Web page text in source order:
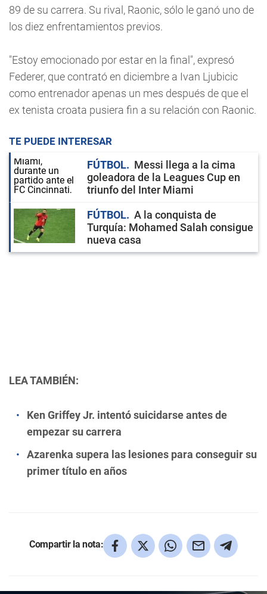
89 de su carrera. Su rival, Raonic, sólo le ganó uno de
los diez enfrentamientos previos.
"Estoy emocionado por estar en la final", expresó
Federer, que contrató en diciembre a Ivan Ljubicic
como entrenador apenas un mes después de que el
ex tenista croata pusiera fin a su relación con Raonic.
TE PUEDE INTERESAR
FÚTBOL
Messi llega a la cima
goleadora de la Leagues Cup en
triunfo del Inter Miami
FÚTBOL
A la conquista de
Turquía: Mohamed Salah consigue
nueva casa
LEA TAMBIÉN:
Ken Griffey Jr. intentó suicidarse antes de
empezar su carrera
Azarenka supera las lesiones para conseguir su
primer título en años
Compartir la nota: